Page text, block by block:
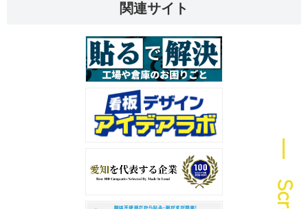
― Scroll
関連サイト